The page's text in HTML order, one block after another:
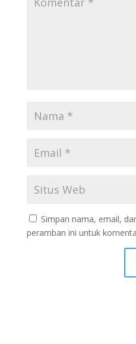
Simpan nama, email,
peramban ini untuk